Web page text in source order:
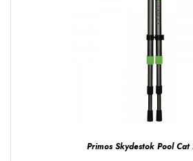
Primos Skydestok Pool